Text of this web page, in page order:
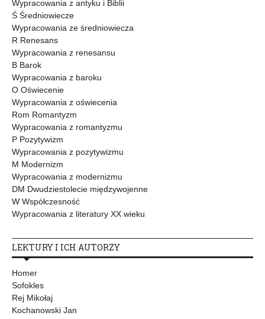
Wypracowania z antyku i Biblii
Ś Średniowiecze
Wypracowania ze średniowiecza
R Renesans
Wypracowania z renesansu
B Barok
Wypracowania z baroku
O Oświecenie
Wypracowania z oświecenia
Rom Romantyzm
Wypracowania z romantyzmu
P Pozytywizm
Wypracowania z pozytywizmu
M Modernizm
Wypracowania z modernizmu
DM Dwudziestolecie międzywojenne
W Współczesność
Wypracowania z literatury XX wieku
LEKTURY I ICH AUTORZY
Homer
Sofokles
Rej Mikołaj
Kochanowski Jan